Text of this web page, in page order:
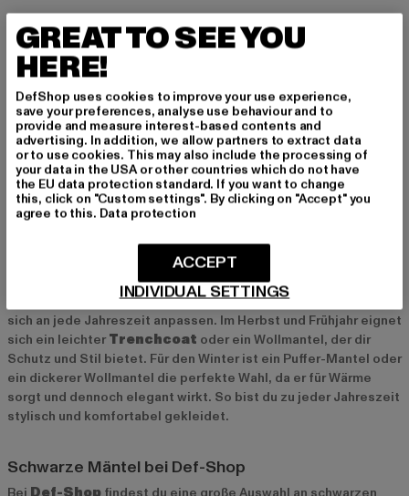
Styling-Tipps: So kombinierst du einen schwarzen
Mantel richtig
Ein schwarzer Mantel lässt sich mühelos in viele Outfits
integrieren und verleiht ihnen einen edlen Touch. Für einen
entspannten Alltagslook kannst du ihn mitJeans und Stiefeln
kombinieren – ideal für kühle Tage. Für formelle Anlässe lässt
sich der Mantel perfekt mit einerAnzughoseund einer Bluse
tragen. Auch zu Kleidern passt ein schwarzer Mantel
hervorragend und unterstreicht deinen eleganten Stil.
Accessoires wie Schals, Mützen und Handschuhe setzen
zusätzliche Akzente und machen den Look komplett.
Schwarze Mäntel für jede Jahreszeit
Ein schwarzer Mantel ist das ganze Jahr über tragbar und lässt
sich an jede Jahreszeit anpassen. Im Herbst und Frühjahr eignet
sich ein leichter Trenchcoat oder ein Wollmantel, der dir
Schutz und Stil bietet. Für den Winter ist ein Puffer-Mantel oder
ein dickerer Wollmantel die perfekte Wahl, da er für Wärme
sorgt und dennoch elegant wirkt. So bist du zu jeder Jahreszeit
stylisch und komfortabel gekleidet.
Schwarze Mäntel bei Def-Shop
GREAT TO SEE YOU
HERE!
DefShop uses cookies to improve your use experience,
save your preferences, analyse use behaviour and to
provide and measure interest-based contents and
advertising. In addition, we allow partners to extract data
or to use cookies. This may also include the processing of
your data in the USA or other countries which do not have
the EU data protection standard. If you want to change
this, click on "Custom settings". By clicking on "Accept" you
agree to this. Data protection
INDIVIDUAL SETTINGS
ACCEPT